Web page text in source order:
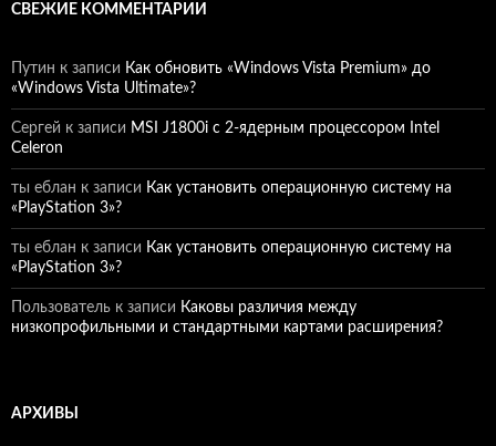
СВЕЖИЕ КОММЕНТАРИИ
Путин к записи Как обновить «Windows Vista Premium» до
«Windows Vista Ultimate»?
Сергей к записи MSI J1800i с 2-ядерным процессором Intel
Celeron
ты еблан к записи Как установить операционную систему на
«PlayStation 3»?
ты еблан к записи Как установить операционную систему на
«PlayStation 3»?
Пользователь к записи Каковы различия между
низкопрофильными и стандартными картами расширения?
АРХИВЫ